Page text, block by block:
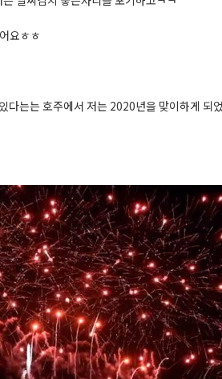
요ㅎㅎ
다는는 호주에서 저는 2020년을 맞이하게 되